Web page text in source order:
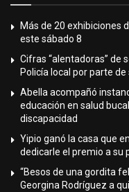
Más de 20 exhibiciones
este sábado 8
Cifras “alentadoras” de
Policía local por parte
Abella acompañó
educación en salud
discapacidad
Yipio ganó la casa que
dedicarle el premio a su
“Besos de una gordita
Georgina Rodríguez a